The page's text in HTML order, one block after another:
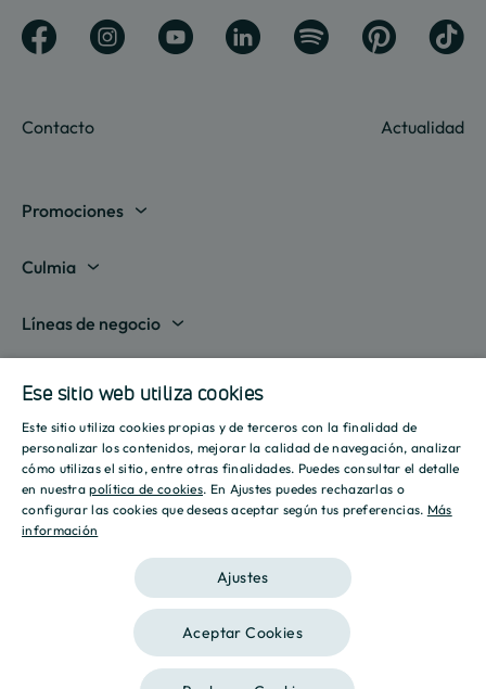
Contacto Actualidad
Promociones
Madrid
Valencia
Sevilla
Islas Baleares
Mostrar todas
Culmia
Sobre nosotros
Destino Culmia
Sala de prensa
Informes
Iniciativas
Culmia Challenges
Culmia Fest
Trabaja con nosotros
Líneas de negocio
Vivienda Alquiler
Gestión de Suelo
Actualidad
Culmia es noticia
Tendencias
Estilo de vida
Sostenibilidad
Recursos
Guías
Calculadora Hipotecaria
Calculadora Energética
Política de privacidad Política de Cookies
2026 Culmia • Todos los derechos reservados
Este sitio está registrado en wpml.org como sitio de desarrollo. Cambia a una
SPANISH
ENGLISH
Ese sitio web utiliza cookies
Este sitio utiliza cookies propias y de terceros con la finalidad de
personalizar los contenidos, mejorar la calidad de navegación, analizar
cómo utilizas el sitio, entre otras finalidades. Puedes consultar el detalle
en nuestrapolítica de cookies. En Ajustes puedes rechazarlas o
configurar las cookies que deseas aceptar según tus preferencias. Más
información
Ajustes
Aceptar Cookies